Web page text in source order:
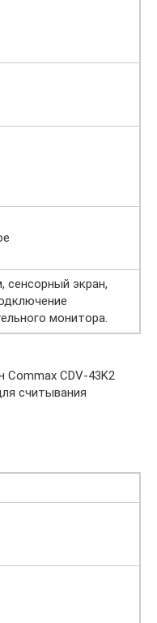
сенсорный экран,
монитора.
CDV-43K2
считывания